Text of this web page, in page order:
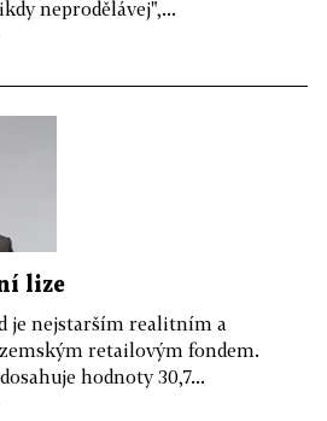
neprodělávej",...
lize
je nejstarším realitním a
retailovým fondem.
hodnoty 30,7...